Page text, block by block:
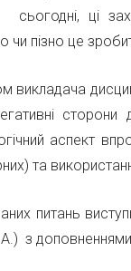
сьогодні, ці
чи пізно це
викладача
аспект
та
питань
з